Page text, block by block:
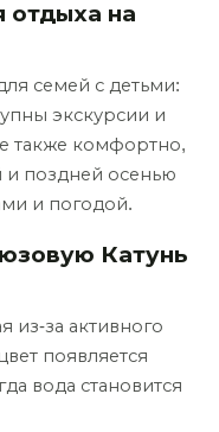
отдыха на
семей с детьми:
экскурсии и
также комфортно,
и поздней осенью
и погодой.
Катунь
из-за активного
появляется
вода становится